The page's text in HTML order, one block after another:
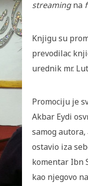
streamingna
Knjigu su
prevodilac
urednik mr.
Promociju je
Akbar Eydi
samog
ostavio iza
komentar Ibn
kao njegovo